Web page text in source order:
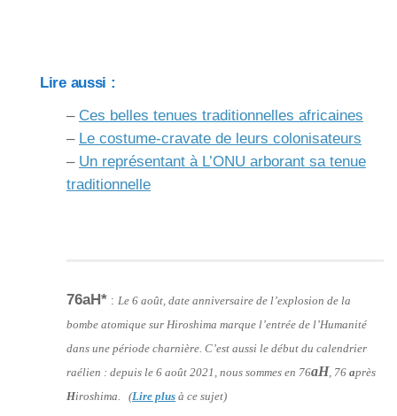
Lire aussi :
– Ces belles tenues traditionnelles africaines
– Le costume-cravate de leurs colonisateurs
– Un représentant à L’ONU arborant sa tenue
traditionnelle
76aH* : Le 6 août, date anniversaire de l’explosion de la
bombe atomique sur Hiroshima marque l’entrée de l’Humanité
dans une période charnière. C’est aussi le début du calendrier
raélien : depuis le 6 août 2021, nous sommes en 76aH , 76 après
Hiroshima. (Lire plus à ce sujet)